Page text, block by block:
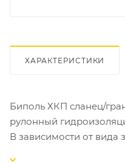
ХАРАКТЕРИСТИКИ
Биполь ХКП сланец/
рулонный
В зависимости от вида